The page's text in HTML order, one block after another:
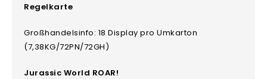
Regelkarte
Großhandelsinfo: 18 Display pro Umkarton
(7,38KG/72PN/72GH)
Jurassic World ROAR!